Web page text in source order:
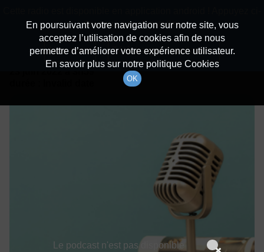
Détails De L'épisode
à 3h59
En poursuivant votre navigation sur notre site, vous
acceptez l’utilisation de cookies afin de nous
permettre d’améliorer votre expérience utilisateur.
En savoir plus sur notre politique Cookies
OK
dessous pour l'installer.
Non merci Télécharger l'application
Le podcast n'est pas disponible